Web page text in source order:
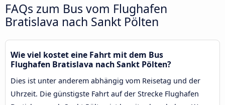
FAQs zum Bus vom Flughafen
Bratislava nach Sankt Pölten
Wie viel kostet eine Fahrt mit dem Bus
Flughafen Bratislava nach Sankt Pölten?
Dies ist unter anderem abhängig vom Reisetag und der
Uhrzeit. Die günstigste Fahrt auf der Strecke Flughafen